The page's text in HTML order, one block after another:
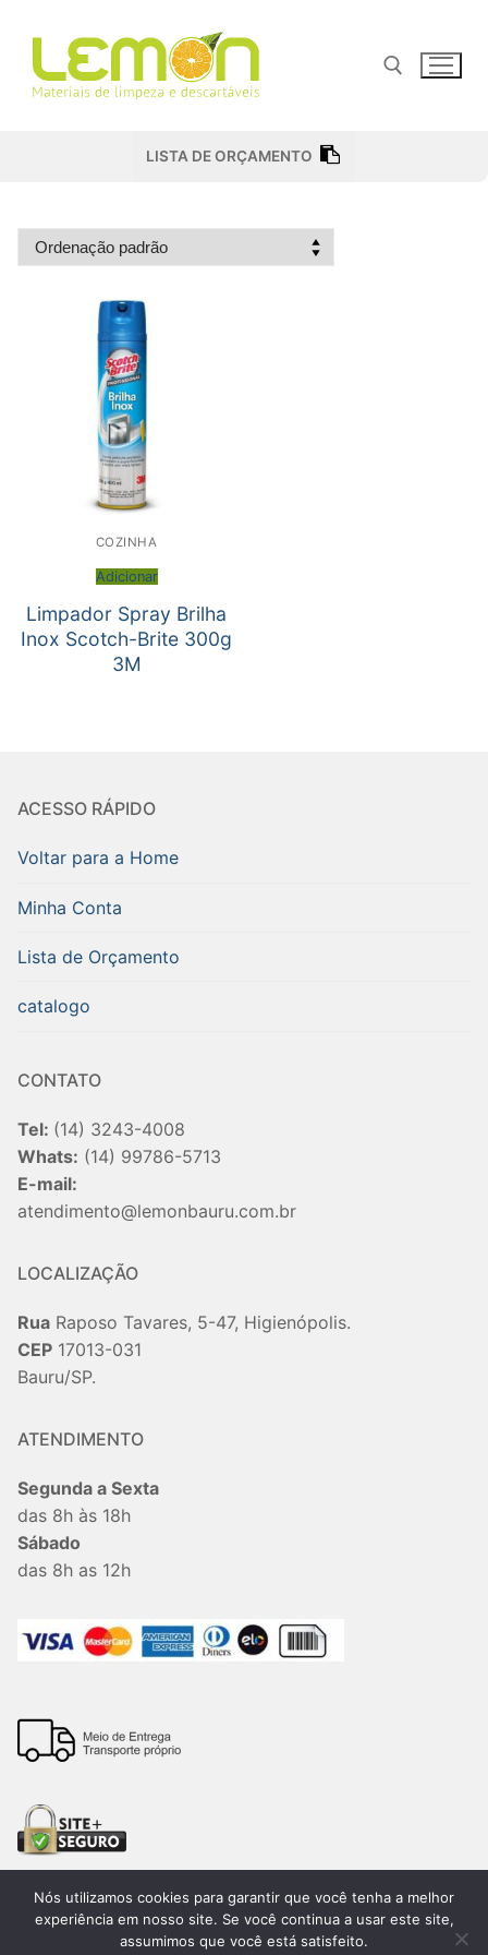
para
conteúdo
Pesquisar por:
LISTA DE ORÇAMENTO
COZINHA
Adicionar
Limpador Spray Brilha
Inox Scotch-Brite 300g
3M
ACESSO RÁPIDO
Voltar para a Home
Minha Conta
Lista de Orçamento
catalogo
CONTATO
Tel: (14) 3243-4008
Whats: (14) 99786-5713
E-mail:
atendimento@lemonbauru.com.br
LOCALIZAÇÃO
Rua Raposo Tavares, 5-47, Higienópolis.
CEP 17013-031
Bauru/SP.
ATENDIMENTO
Segunda a Sexta
das 8h às 18h
Sábado
das 8h as 12h
Todos os direitos reservados. 2026®. Lemon Bauru –
Nós utilizamos cookies para garantir que você tenha a melhor
experiência em nosso site. Se você continua a usar este site,
assumimos que você está satisfeito.